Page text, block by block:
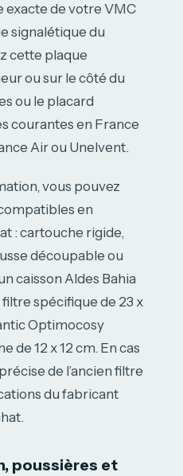
exacte de votre VMC
signalétique du
cette plaque
ou sur le côté du
ou le placard
courantes en France
Air ou Unelvent.
vous pouvez
en
: cartouche rigide,
découpable ou
caisson Aldes Bahia
spécifique de 23 x
Optimocosy
de 12 x 12 cm. En cas
de l’ancien filtre
du fabricant
poussières et